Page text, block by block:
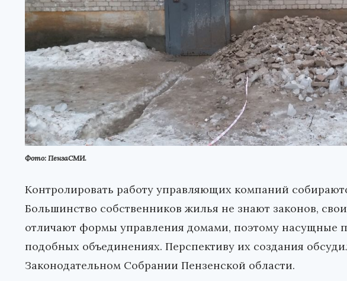
Фото: ПензаСМИ.
Контролировать работу управляющих компаний
Большинство собственников жилья не знают законов,
отличают формы управления домами, поэтому насущные
подобных объединениях. Перспективу их создания
Законодательном Собрании Пензенской области.